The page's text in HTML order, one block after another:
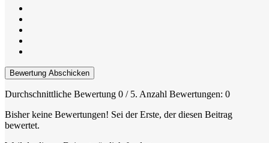
Bewertung Abschicken
Durchschnittliche Bewertung 0 / 5. Anzahl Bewertungen: 0
Bisher keine Bewertungen! Sei der Erste, der diesen Beitrag
bewertet.